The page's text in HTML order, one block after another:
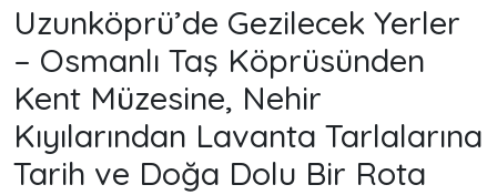
Uzunköprü’de Gezilecek Yerler
– Osmanlı Taş Köprüsünden
Kent Müzesine, Nehir
Kıyılarından Lavanta Tarlalarına
Tarih ve Doğa Dolu Bir Rota